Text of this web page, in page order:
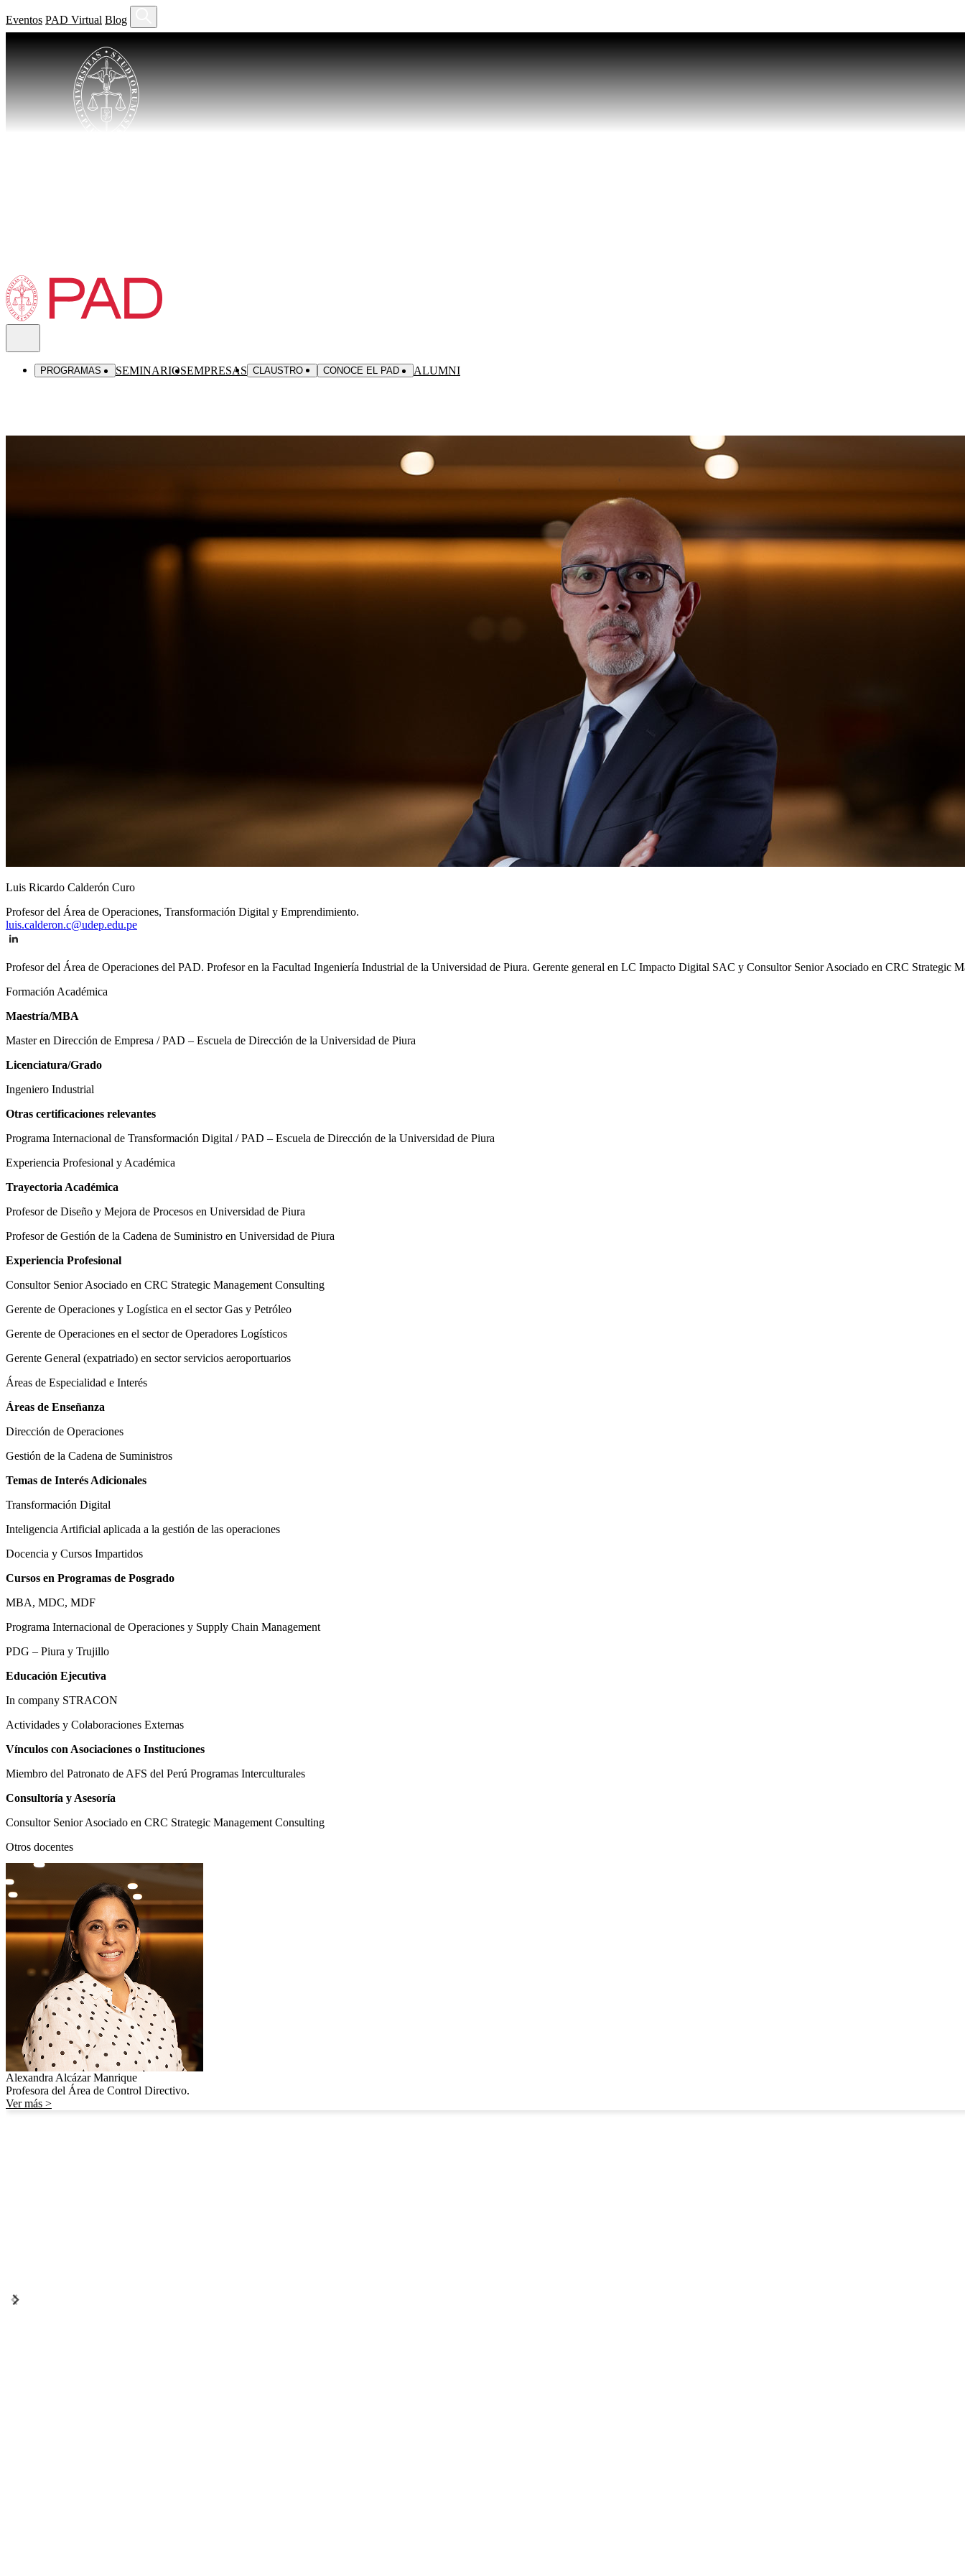
Eventos PAD Virtual Blog
PROGRAMAS SEMINARIOSEMPRESAS CLAUSTRO CONOCE EL PAD ALUMNI
Luis Ricardo Calderón Curo
Profesor del Área de Operaciones, Transformación Digital y Emprendimiento.
luis.calderon.c@udep.edu.pe
Profesor del Área de Operaciones del PAD. Profesor en la Facultad Ingeniería Industrial de la Universidad de Piura. Gerente general en LC Impacto Digital SAC y Consultor Senior Asociado en CRC Strategic
Formación Académica
Maestría/MBA
Master en Dirección de Empresa / PAD – Escuela de Dirección de la Universidad de Piura
Licenciatura/Grado
Ingeniero Industrial
Otras certificaciones relevantes
Programa Internacional de Transformación Digital / PAD – Escuela de Dirección de la Universidad de Piura
Experiencia Profesional y Académica
Trayectoria Académica
Profesor de Diseño y Mejora de Procesos en Universidad de Piura
Profesor de Gestión de la Cadena de Suministro en Universidad de Piura
Experiencia Profesional
Consultor Senior Asociado en CRC Strategic Management Consulting
Gerente de Operaciones y Logística en el sector Gas y Petróleo
Gerente de Operaciones en el sector de Operadores Logísticos
Gerente General (expatriado) en sector servicios aeroportuarios
Áreas de Especialidad e Interés
Áreas de Enseñanza
Dirección de Operaciones
Gestión de la Cadena de Suministros
Temas de Interés Adicionales
Transformación Digital
Inteligencia Artificial aplicada a la gestión de las operaciones
Docencia y Cursos Impartidos
Cursos en Programas de Posgrado
MBA, MDC, MDF
Programa Internacional de Operaciones y Supply Chain Management
PDG – Piura y Trujillo
Educación Ejecutiva
In company STRACON
Actividades y Colaboraciones Externas
Vínculos con Asociaciones o Instituciones
Miembro del Patronato de AFS del Perú Programas Interculturales
Consultoría y Asesoría
Consultor Senior Asociado en CRC Strategic Management Consulting
Otros docentes
Alexandra Alcázar Manrique
Profesora del Área de Control Directivo.
Ver más >